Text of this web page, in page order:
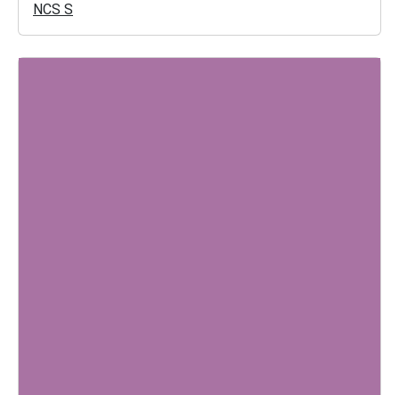
NCS S